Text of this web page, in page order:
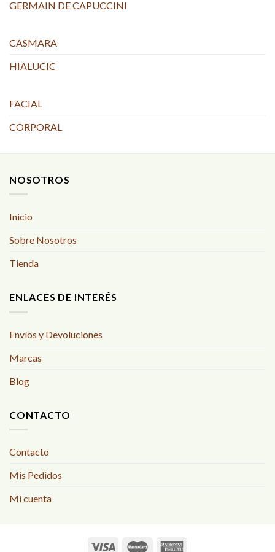
GERMAIN DE CAPUCCINI
CASMARA
HIALUCIC
FACIAL
CORPORAL
NOSOTROS
Inicio
Sobre Nosotros
Tienda
ENLACES DE INTERÉS
Envíos y Devoluciones
Marcas
Blog
CONTACTO
Contacto
Mis Pedidos
Mi cuenta